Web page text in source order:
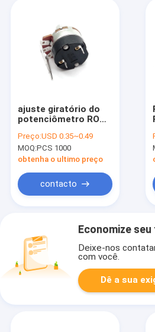
ajuste giratório do
potenciômetro ROHS
Finger do interruptor
de 24mm
Preço:USD 0.35~0.49
MOQ:PCS 1000
obtenha o ultimo preço
contacto
Economize seu
Deixe-nos
com você.
Dê a sua